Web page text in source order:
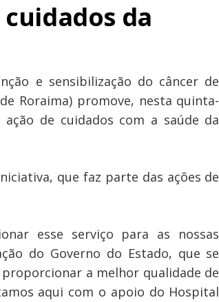
da
e sensibilização do câncer de
Roraima) promove, nesta quinta-
de cuidados com a saúde da
que faz parte das ações de
esse serviço para as nossas
do Governo do Estado, que se
a melhor qualidade de
aqui com o apoio do Hospital